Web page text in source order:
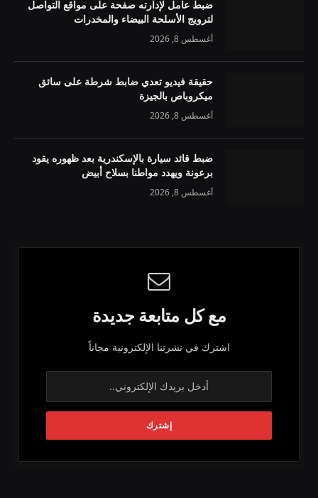
ضبط عامل لإدارته صفحة على مواقع التواصل
لترويج الأسلحة البيضاء والمخدرات
أغسطس 8, 2026
حقيقة فيديو تعدي ضابط شرطة على سائق
ميكروباص بالجيزة
أغسطس 8, 2026
ضبط قائد سيارة بالإسكندرية بعد ظهوره يقود
برعونة ويهدد مواطنا بسلاح أبيض
أغسطس 8, 2026
مع كل متابعة جديدة
اشترك في نشرتنا الإلكترونية مجاناً